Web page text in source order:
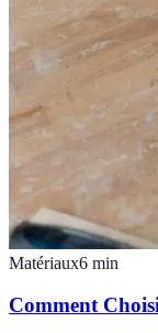
Matériaux6 min
Comment